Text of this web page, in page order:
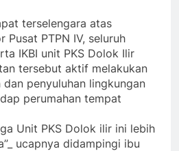
terselengara atas
Pusat PTPN IV, seluruh
IKBI unit PKS Dolok Ilir
tersebut aktif melakukan
dan penyuluhan lingkungan
perumahan tempat
Unit PKS Dolok ilir ini lebih
ucapnya didampingi ibu